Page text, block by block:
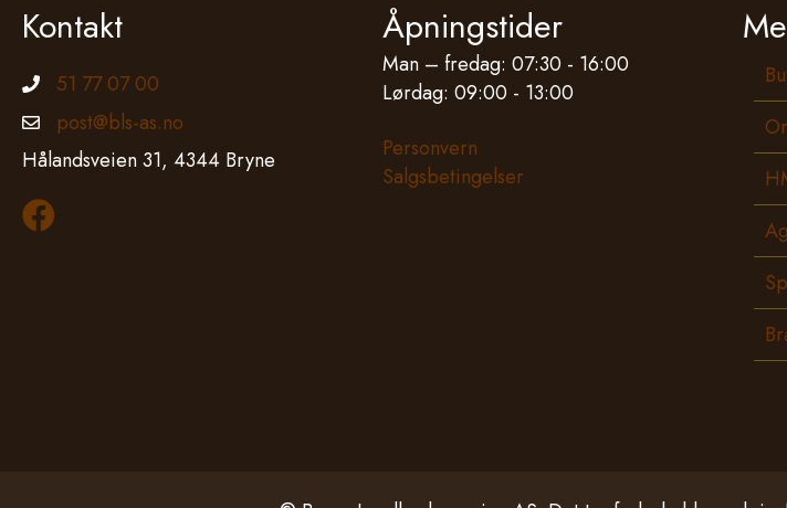
Kontakt
Telefonnummer
51 77 07 00
Epostadresse
post@bls-as.no
Hålandsveien 31, 4344 Bryne
Les mer om oss på Facebook
Åpningstider
Man – fredag: 07:30 - 16:00
Lørdag: 09:00 - 13:00
Personvern
Salgsbetingelser